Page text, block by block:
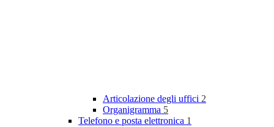
Articolazione degli uffici 2
Organigramma 5
Telefono e posta elettronica 1